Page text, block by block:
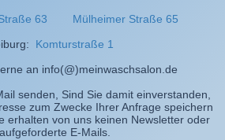
63
Mülheimer Straße 65
Komturstraße 1
an info(@)meinwaschsalon.de
senden, Sind Sie damit einverstanden,
zum Zwecke Ihrer Anfrage speichern
erhalten von uns keinen Newsletter oder
E-Mails.